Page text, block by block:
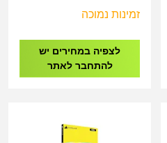
2666Mhz
זמינות נמוכה
לצפיה במחירים יש
להתחבר לאתר